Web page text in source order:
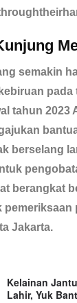
semakin
pada
tahun 2023
berselang
berangkat
pemeriksaan
Jakarta.
Kelainan
Lahir, Yuk